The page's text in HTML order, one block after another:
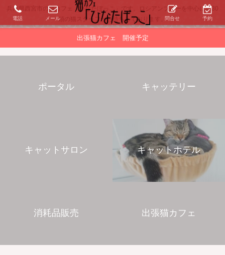
兵庫県西宮市の猫カフェ「ひなたぼっこ」です。ロシアンブルーを中心に約30
頭の猫スタッフがお待ちしております。
出張猫カフェ 開催予定
ポータル キャッテリー
キャットサロン キャットホテル
消耗品販売 出張猫カフェ
電話 メール 問合せ 予約